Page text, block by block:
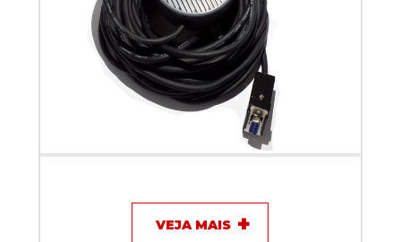
VEJA MAIS